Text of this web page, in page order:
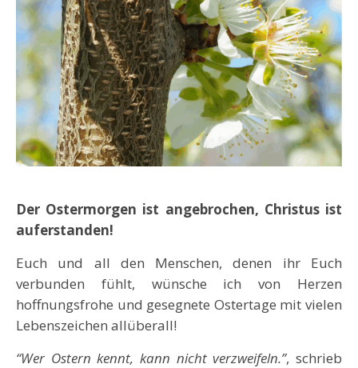
Der Ostermorgen ist angebrochen, Christus ist
auferstanden!
Euch und all den Menschen, denen ihr Euch
verbunden fühlt, wünsche ich von Herzen
hoffnungsfrohe und gesegnete Ostertage mit vielen
Lebenszeichen allüberall!
“Wer Ostern kennt, kann nicht verzweifeln.”, schrieb